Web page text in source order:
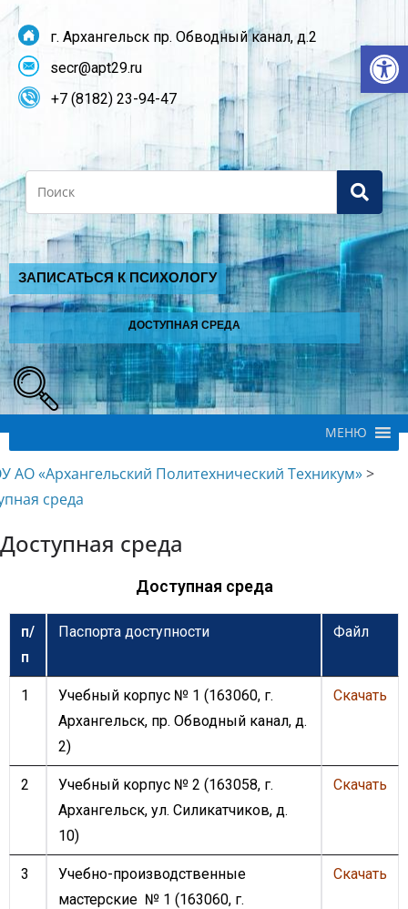
г. Архангельск пр. Обводный канал, д.2
secr@apt29.ru
+7 (8182) 23-94-47
Search
ЗАПИСАТЬСЯ К ПСИХОЛОГУ
ДОСТУПНАЯ СРЕДА
МЕНЮ
АО «Архангельский Политехнический Техникум»>
среда
Доступная среда
Доступная среда
п/
п
Паспорта доступности Файл
1
Учебный корпус № 1 (163060, г.
Архангельск, пр. Обводный канал, д.
2)
Скачать
2
Учебный корпус № 2 (163058, г.
Архангельск, ул. Силикатчиков, д.
10)
Скачать
3
Учебно-производственные
мастерские № 1 (163060, г.
Скачать